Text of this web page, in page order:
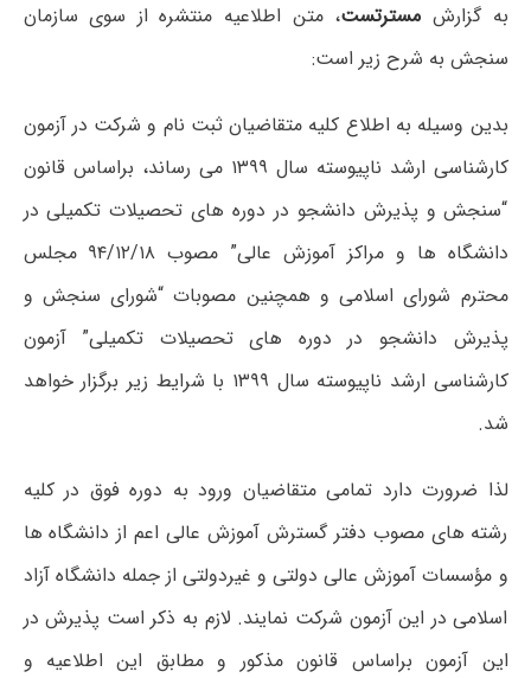
به گزارش مسترتست، متن اطلاعیه منتشره از سوی سازمان
سنجش به شرح زیر است:
بدین وسیله به اطلاع کلیه متقاضیان ثبت نام و شرکت در آزمون
کارشناسی ارشد ناپیوسته سال ۱۳۹۹ می رساند، براساس قانون
“سنجش و پذیرش دانشجو در دوره های تحصیلات تکمیلی در
دانشگاه ها و مراکز آموزش عالی” مصوب ۹۴/۱۲/۱۸ مجلس
محترم شورای اسلامی و همچنین مصوبات “شورای سنجش و
پذیرش دانشجو در دوره های تحصیلات تکمیلی” آزمون
کارشناسی ارشد ناپیوسته سال ۱۳۹۹ با شرایط زیر برگزار خواهد
شد.
لذا ضرورت دارد تمامی متقاضیان ورود به دوره فوق در کلیه
رشته های مصوب دفتر گسترش آموزش عالی اعم از دانشگاه ها
و مؤسسات آموزش عالی دولتی و غیردولتی از جمله دانشگاه آزاد
اسلامی در این آزمون شرکت نمایند. لازم به ذکر است پذیرش در
این آزمون براساس قانون مذکور و مطابق این اطلاعیه و